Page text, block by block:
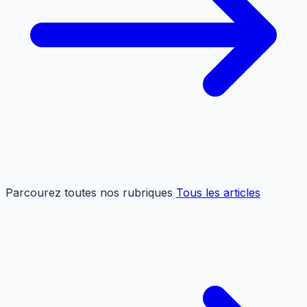
Parcourez toutes nos rubriques Tous les articles